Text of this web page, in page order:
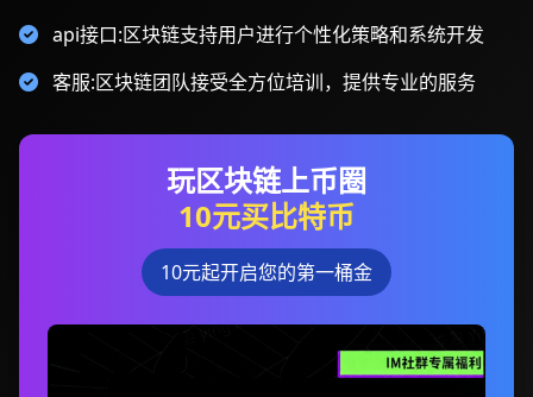
api接口:区块链支持用户进行个性化策略和系统开发
客服:区块链团队接受全方位培训，提供专业的服务
玩区块链上币圈
10元买比特币
10元起开启您的第一桶金